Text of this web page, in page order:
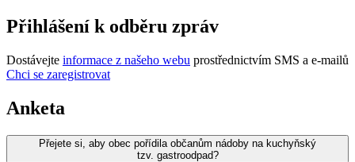
Přihlášení k odběru zpráv
Dostávejte informace z našeho webu prostřednictvím SMS a e-mailů
Chci se zaregistrovat
Anketa
Přejete si, aby obec pořídila občanům nádoby na kuchyňský
tzv. gastroodpad?